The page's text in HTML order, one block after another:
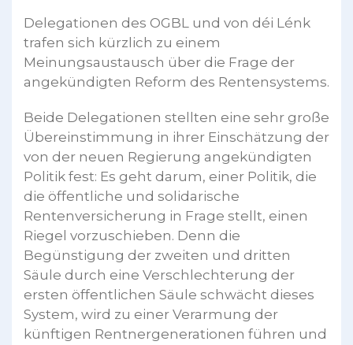
Delegationen des OGBL und von déi Lénk
trafen sich kürzlich zu einem
Meinungsaustausch über die Frage der
angekündigten Reform des Rentensystems.
Beide Delegationen stellten eine sehr große
Übereinstimmung in ihrer Einschätzung der
von der neuen Regierung angekündigten
Politik fest: Es geht darum, einer Politik, die
die öffentliche und solidarische
Rentenversicherung in Frage stellt, einen
Riegel vorzuschieben. Denn die
Begünstigung der zweiten und dritten
Säule durch eine Verschlechterung der
ersten öffentlichen Säule schwächt dieses
System, wird zu einer Verarmung der
künftigen Rentnergenerationen führen und